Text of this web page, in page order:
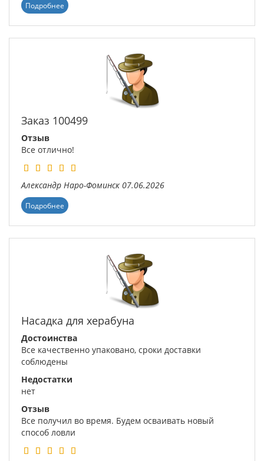
Подробнее
Заказ 100499
Отзыв
Все отлично!
Александр Наро-Фоминск 07.06.2026
Подробнее
Насадка для херабуна
Достоинства
Все качественно упаковано, сроки доставки
соблюдены
Недостатки
нет
Отзыв
Все получил во время. Будем осваивать новый
способ ловли